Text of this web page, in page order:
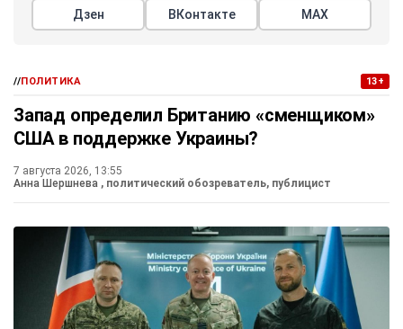
Дзен ВКонтакте МАХ
//ПОЛИТИКА 13+
Запад определил Британию «сменщиком»
США в поддержке Украины?
7 августа 2026, 13:55
Анна Шершнева , политический обозреватель, публицист